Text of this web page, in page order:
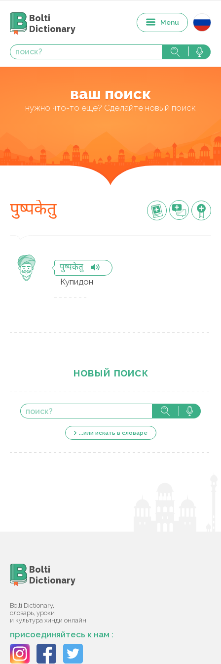
Bolti
Dictionary
Menu
ваш поиск
нужно что-то еще? Сделайте новый поиск
पुष्पकेतु
पुष्पकेतु
Купидон
новый поиск
...или искать в словаре
Bolti
Dictionary
Bolti Dictionary,
словарь, уроки
и культура хинди онлайн
присоединяйтесь к нам :